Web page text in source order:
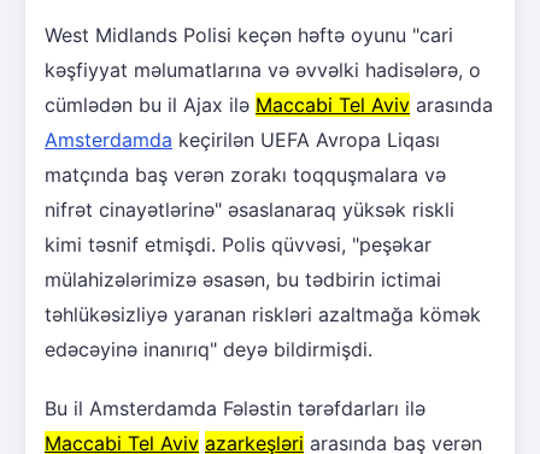
West Midlands Polisi keçən həftə oyunu "cari
kəşfiyyat məlumatlarına və əvvəlki hadisələrə, o
cümlədən bu il Ajax ilə Maccabi Tel Aviv arasında
Amsterdamda keçirilən UEFA Avropa Liqası
matçında baş verən zorakı toqquşmalara və
nifrət cinayətlərinə" əsaslanaraq yüksək riskli
kimi təsnif etmişdi. Polis qüvvəsi, "peşəkar
mülahizələrimizə əsasən, bu tədbirin ictimai
təhlükəsizliyə yaranan riskləri azaltmağa kömək
edəcəyinə inanırıq" deyə bildirmişdi.
Bu il Amsterdamda Fələstin tərəfdarları ilə
Maccabi Tel Aviv azarkeşləri arasında baş verən